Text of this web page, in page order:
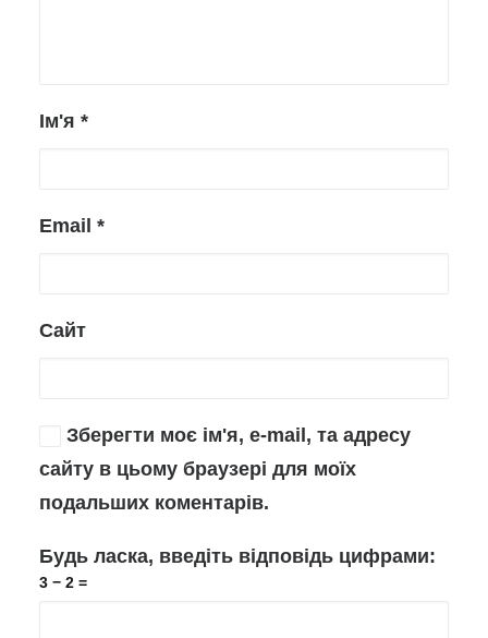
Ім'я *
Email *
Сайт
Зберегти моє ім'я, e-mail, та адресу
сайту в цьому браузері для моїх
подальших коментарів.
Будь ласка, введіть відповідь цифрами:
3 − 2 =